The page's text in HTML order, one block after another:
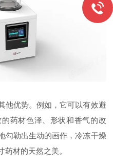
优势。例如，它可以有效避
药材色泽、形状和香气的改
勾勒出生动的画作，冷冻干燥
材的天然之美。